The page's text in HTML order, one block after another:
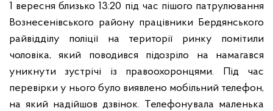
1 вересня близько 13:20 під час пішого патрулювання
Вознесенівського району працівники Бердянського
райвідділу поліції на території ринку помітили
чоловіка, який поводився підозріло на намагався
уникнути зустрічі із правоохоронцями. Під час
перевірки у нього було виявлено мобільний телефон,
на який надійшов дзвінок. Телефонувала маленька